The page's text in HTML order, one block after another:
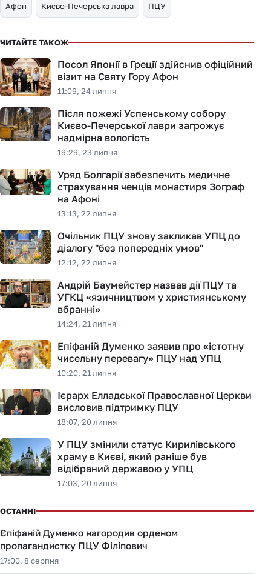
Афон Києво-Печерська лавра ПЦУ
ЧИТАЙТЕ ТАКОЖ
Посол Японії в Греції здійснив офіційний
візит на Святу Гору Афон
11:09, 24 липня
Після пожежі Успенському собору
Києво-Печерської лаври загрожує
надмірна вологість
19:29, 23 липня
Уряд Болгарії забезпечить медичне
страхування ченців монастиря Зограф
на Афоні
13:13, 22 липня
Очільник ПЦУ знову закликав УПЦ до
діалогу "без попередніх умов"
12:12, 22 липня
Андрій Баумейстер назвав дії ПЦУ та
УГКЦ «язичництвом у християнському
вбранні»
14:24, 21 липня
Епіфаній Думенко заявив про «істотну
чисельну перевагу» ПЦУ над УПЦ
10:20, 21 липня
Ієрарх Елладської Православної Церкви
висловив підтримку ПЦУ
18:07, 20 липня
У ПЦУ змінили статус Кирилівського
храму в Києві, який раніше був
відібраний державою у УПЦ
17:03, 20 липня
ОСТАННІ
Єпіфаній Думенко нагородив орденом
пропагандистку ПЦУ Філіпович
17:00, 8 серпня